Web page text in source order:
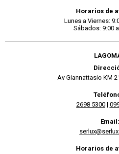
Horarios de
Lunes a Viernes:
Sábados: 9:00
Av Giannattasio KM
2698 5300|
Email:
Horarios de